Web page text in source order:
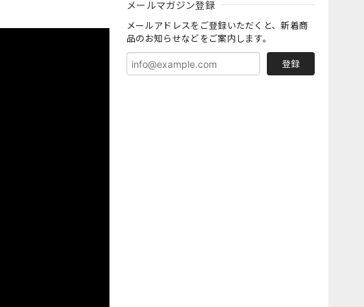
メールマガジン登録
メールアドレスをご登録いただくと、新着商
品のお知らせなどをご案内します。
登録